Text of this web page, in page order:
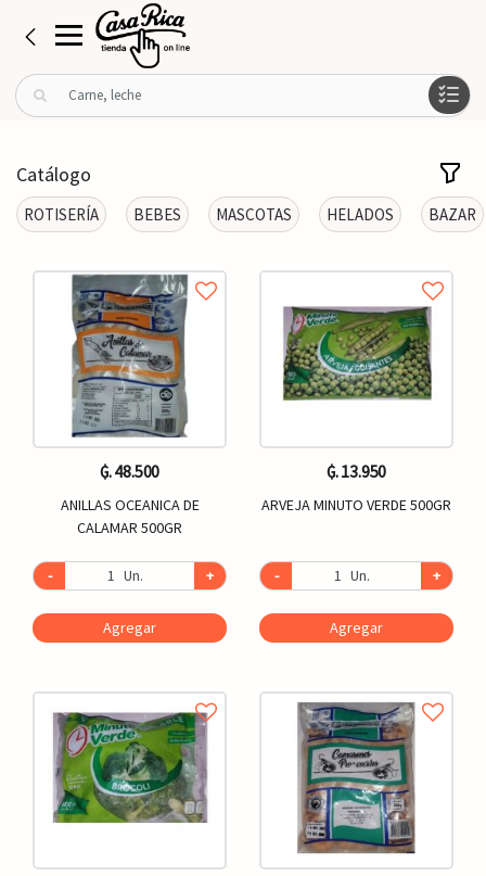
B
u
a
p
Catálogo
ROTISERÍA BEBES MASCOTAS HELADOS BAZAR
₲. 48.500
ANILLAS OCEANICA DE
CALAMAR 500GR
- Un. +
Agregar
₲. 13.950
ARVEJA MINUTO VERDE 500GR
- Un. +
Agregar